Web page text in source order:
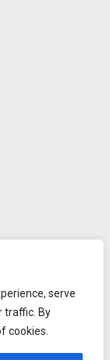
serve
traffic. By
cookies.